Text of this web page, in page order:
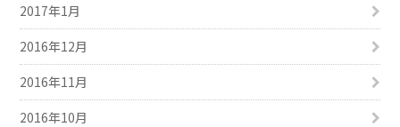
2017年1月
2016年12月
2016年11月
2016年10月